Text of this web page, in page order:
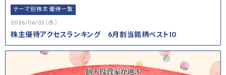
テーマ別株主優待一覧
2026/06/03（水）
株主優待アクセスランキング 6月割当銘柄ベスト10